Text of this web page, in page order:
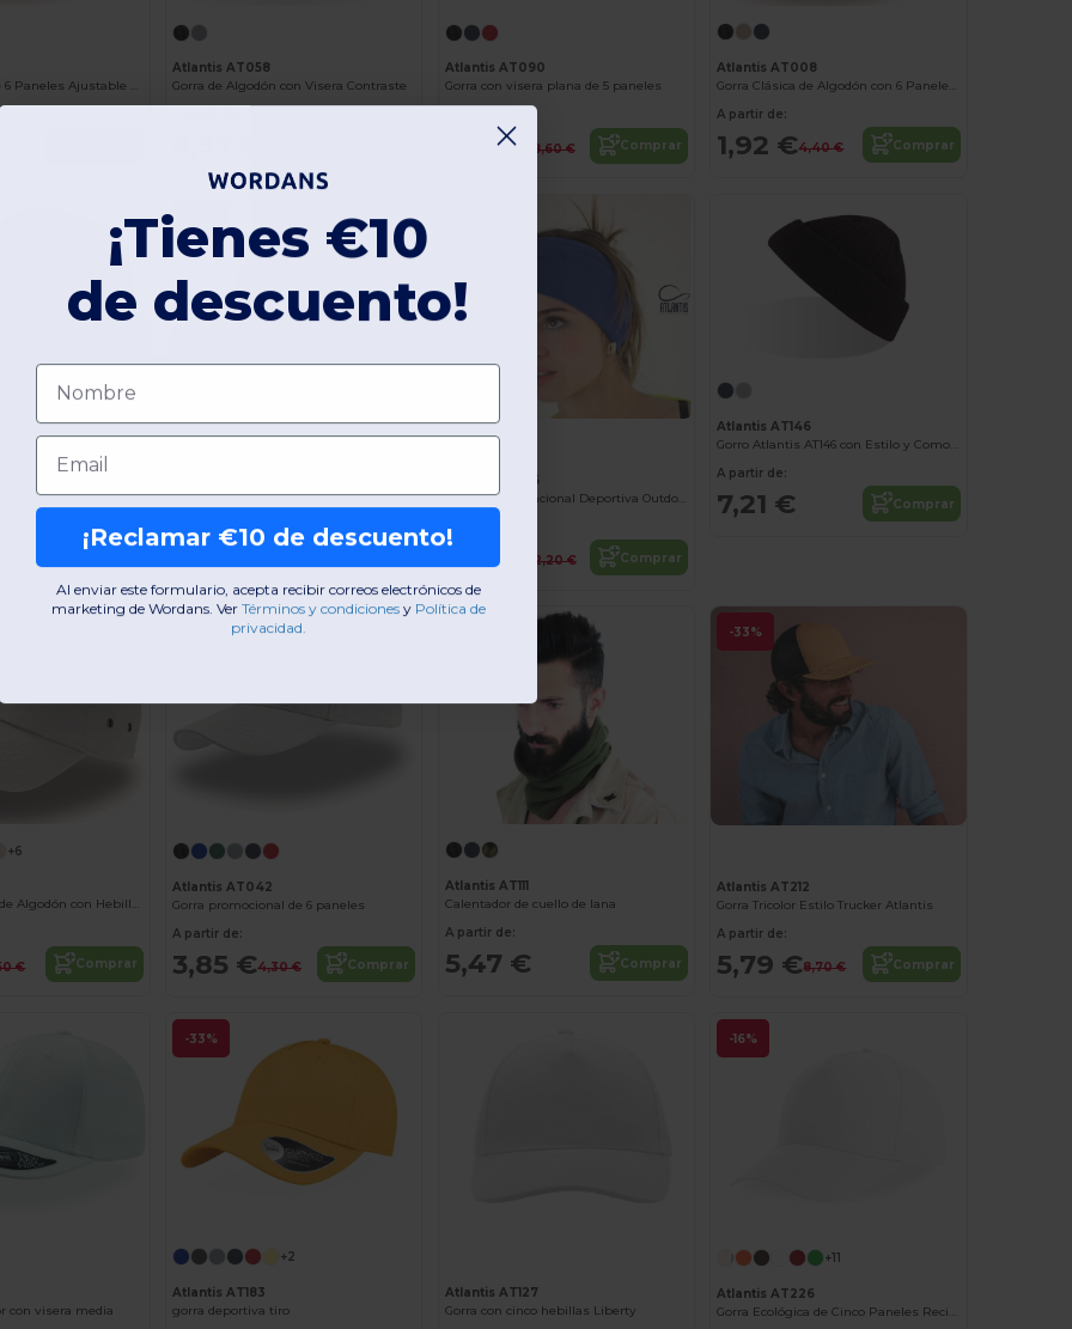
Gorra Atlantis de 6 Paneles Ajustable y Transpirable
Atlantis AT058
Gorra de Algodón con Visera Contraste
Atlantis AT090
Gorra con visera plana de 5 paneles
5,90 € 8,60 € Comprar
Atlantis AT008
Gorra Clásica de Algodón con 6 Paneles Atlantis
A partir de:
1,92 €4,40 € Comprar
6 paneles
€ Comprar
+1
Gorra Casual de Visera Curva y Hebilla Metálica
6,72 €
Atlantis AT016
Banda Multifuncional Deportiva Outdoor
A partir de:
2,00 € 2,20 € Comprar
Atlantis AT146
Gorro Atlantis AT146 con Estilo y Comodidad
A partir de:
7,21 € Comprar
+6
Gorra Deportiva de Algodón con Hebilla Ajustable
€ Comprar
Atlantis AT042
Gorra promocional de 6 paneles
A partir de:
3,85 €4,30 € Comprar
Atlantis AT111
Calentador de cuello de lana
A partir de:
5,47 € Comprar
-33%
Atlantis AT212
Gorra Tricolor Estilo Trucker Atlantis
A partir de:
5,79 €8,70 € Comprar
con visera media
-33%
+2
Atlantis AT183
gorra deportiva tiro
Atlantis AT127
Gorra con cinco hebillas Liberty
-16%
+11
Atlantis AT226
Gorra Ecológica de Cinco Paneles Reciclados
¡Tienes €10
de descuento!
Nombre
Email
¡Reclamar €10 de descuento!
Al enviar este formulario, acepta recibir correos electrónicos de
marketing de Wordans. Ver​ Términos y condiciones​ y Política de
privacidad